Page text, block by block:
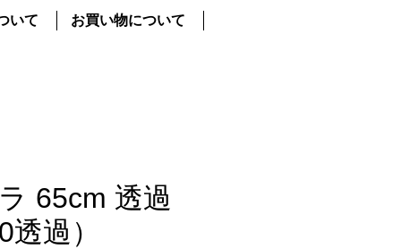
いて お買い物について
65cm 透過
過）